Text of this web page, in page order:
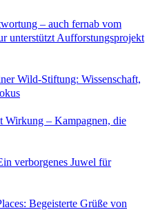
– auch fernab vom
unterstützt Aufforstungsprojekt
Wild-Stiftung: Wissenschaft,
– Kampagnen, die
verborgenes Juwel für
Begeisterte Grüße von